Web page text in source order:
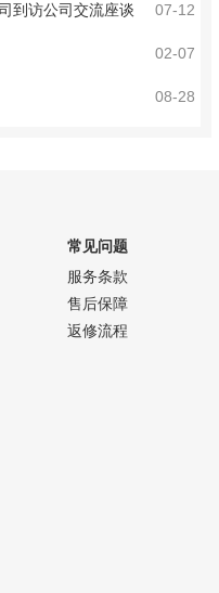
07-12
到访公司交流座谈
02-07
08-28
常见问题
服务条款
售后保障
返修流程